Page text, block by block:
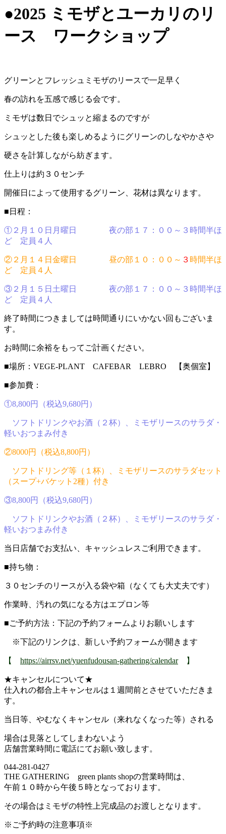
●2025 ミモザとユーカリのリ
ース ワークショップ
グリーンとフレッシュミモザのリースで一足早く
春の訪れを五感で感じる会です。
ミモザは数日でシュッと縮まるのですが
シュッとした後も楽しめるようにグリーンのしなやかさや
硬さを計算しながら紡ぎます。
仕上りは約３０センチ
開催日によって使用するグリーン、花材は異なります。
■日程：
①２月１０日月曜日 夜の部１７：００～３時間半ほ
ど 定員４人
②２月１４日金曜日 昼の部１０：００～ ３ 時間半ほ
ど 定員４人
③２月１５日土曜日 夜の部１７：００～３時間半ほ
ど 定員４人
終了時間につきましては時間通りにいかない回もございま
す。
お時間に余裕をもってご計画ください。
■場所：VEGE-PLANT CAFEBAR LEBRO 【奥個室】
■参加費：
①8,800円（税込9,680円）
ソフトドリンクやお酒（２杯）、ミモザリースのサラダ・
軽いおつまみ付き
②8000円（税込8,800円）
ソフトドリング等（１杯）、ミモザリースのサラダセット
（スープ+バケット2種）付き
③8,800円（税込9,680円）
ソフトドリンクやお酒（２杯）、ミモザリースのサラダ・
軽いおつまみ付き
当日店舗でお支払い、キャッシュレスご利用できます。
■持ち物：
３０センチのリースが入る袋や箱（なくても大丈夫です）
作業時、汚れの気になる方はエプロン等
■ご予約方法：下記の予約フォームよりお願いします
※下記のリンクは、新しい予約フォームが開きます
【 https://airrsv.net/yuenfudousan-gathering/calendar】
★キャンセルについて★
仕入れの都合上キャンセルは１週間前とさせていただきま
す。
当日等、やむなくキャンセル（来れなくなった等）される
場合は見落としてしまわないよう
店舗営業時間に電話にてお願い致します。
044-281-0427
THE GATHERING green plants shopの営業時間は、
午前１０時から午後５時となっております。
その場合はミモザの特性上完成品のお渡しとなります。
※ご予約時の注意事項※